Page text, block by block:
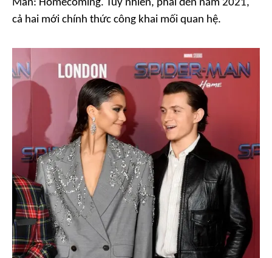
Man: Homecoming. Tuy nhiên, phải đến năm 2021,
cả hai mới chính thức công khai mối quan hệ.